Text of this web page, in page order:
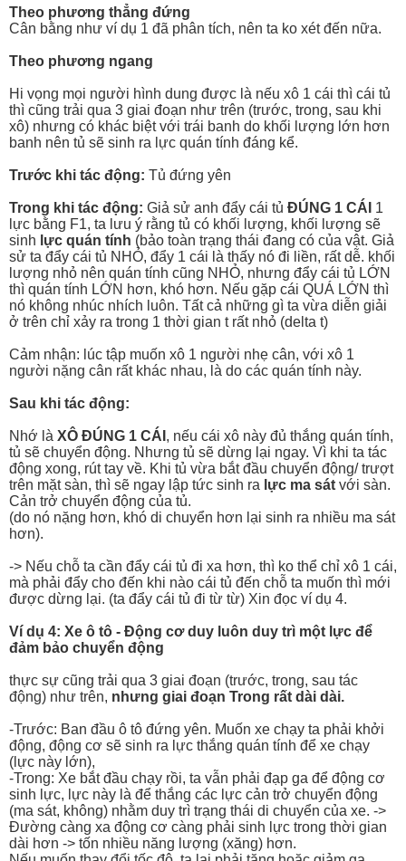
Theo phương thẳng đứng
Cân bằng như ví dụ 1 đã phân tích, nên ta ko xét đến nữa.
Theo phương ngang
Hi vọng mọi người hình dung được là nếu xô 1 cái thì cái tủ
thì cũng trải qua 3 giai đoạn như trên (trước, trong, sau khi
xô) nhưng có khác biệt với trái banh do khối lượng lớn hơn
banh nên tủ sẽ sinh ra lực quán tính đáng kể.
Trước khi tác động: Tủ đứng yên
Trong khi tác động: Giả sử anh đẩy cái tủ ĐÚNG 1 CÁI 1
lực bằng F1, ta lưu ý rằng tủ có khối lượng, khối lượng sẽ
sinh lực quán tính (bảo toàn trạng thái đang có của vật. Giả
sử ta đẩy cái tủ NHỎ, đẩy 1 cái là thấy nó đi liền, rất dễ. khối
lượng nhỏ nên quán tính cũng NHỎ, nhưng đẩy cái tủ LỚN
thì quán tính LỚN hơn, khó hơn. Nếu gặp cái QUÁ LỚN thì
nó không nhúc nhích luôn. Tất cả những gì ta vừa diễn giải
ở trên chỉ xảy ra trong 1 thời gian t rất nhỏ (delta t)
Cảm nhận: lúc tập muốn xô 1 người nhẹ cân, với xô 1
người nặng cân rất khác nhau, là do các quán tính này.
Sau khi tác động:
Nhớ là XÔ ĐÚNG 1 CÁI , nếu cái xô này đủ thắng quán tính,
tủ sẽ chuyển động. Nhưng tủ sẽ dừng lại ngay. Vì khi ta tác
động xong, rút tay về. Khi tủ vừa bắt đầu chuyển động/ trượt
trên mặt sàn, thì sẽ ngay lập tức sinh ra lực ma sát với sàn.
Cản trở chuyển động của tủ.
(do nó nặng hơn, khó di chuyển hơn lại sinh ra nhiều ma sát
hơn).
-> Nếu chỗ ta cần đẩy cái tủ đi xa hơn, thì ko thể chỉ xô 1 cái,
mà phải đẩy cho đến khi nào cái tủ đến chỗ ta muốn thì mới
được dừng lại. (ta đẩy cái tủ đi từ từ) Xin đọc ví dụ 4.
Ví dụ 4: Xe ô tô - Động cơ duy luôn duy trì một lực để
đảm bảo chuyển động
thực sự cũng trải qua 3 giai đoạn (trước, trong, sau tác
động) như trên, nhưng giai đoạn Trong rất dài dài.
-Trước: Ban đầu ô tô đứng yên. Muốn xe chạy ta phải khởi
động, động cơ sẽ sinh ra lực thắng quán tính để xe chạy
(lực này lớn),
-Trong: Xe bắt đầu chạy rồi, ta vẫn phải đạp ga để động cơ
sinh lực, lực này là để thắng các lực cản trở chuyển động
(ma sát, không) nhằm duy trì trạng thái di chuyển của xe. ->
Đường càng xa động cơ càng phải sinh lực trong thời gian
dài hơn -> tốn nhiều năng lượng (xăng) hơn.